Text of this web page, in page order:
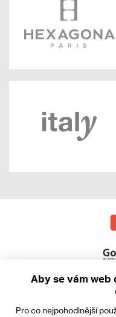
Aby se vám web
Pro co nejpohodlnější